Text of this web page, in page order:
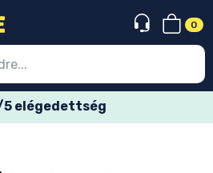
0
5 elégedettség